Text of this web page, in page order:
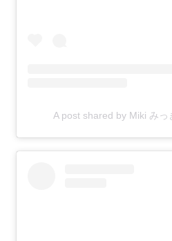
A post shared by Miki み